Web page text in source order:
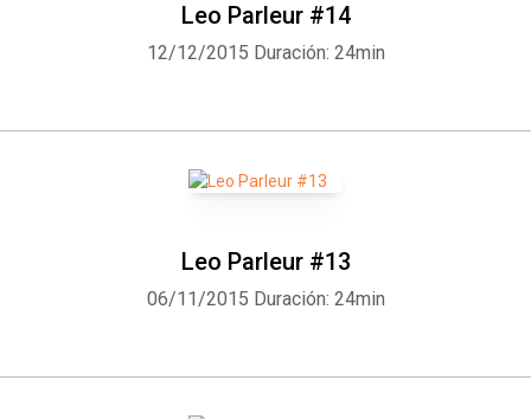
Leo Parleur #14
12/12/2015 Duración: 24min
Leo Parleur #13
06/11/2015 Duración: 24min